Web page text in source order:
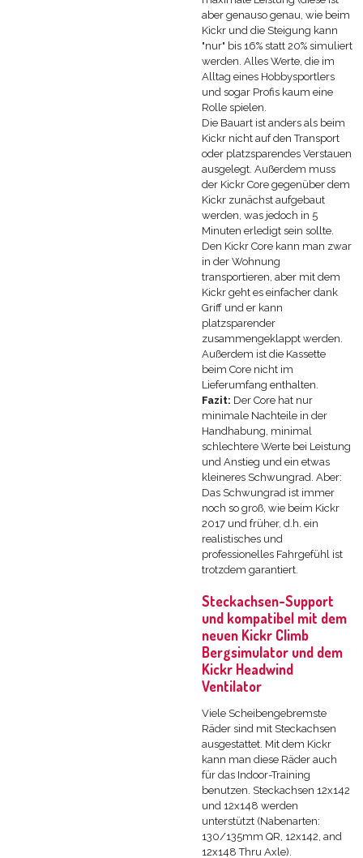
aber genauso genau, wie beim
Kickr und die Steigung kann
"nur" bis 16% statt 20% simuliert
werden. Alles Werte, die im
Alltag eines Hobbysportlers
und sogar Profis kaum eine
Rolle spielen.
Die Bauart ist anders als beim
Kickr nicht auf den Transport
oder platzsparendes Verstauen
ausgelegt. Außerdem muss
der Kickr Core gegenüber dem
Kickr zunächst aufgebaut
werden, was jedoch in 5
Minuten erledigt sein sollte.
Den Kickr Core kann man zwar
in der Wohnung
transportieren, aber mit dem
Kickr geht es einfacher dank
Griff und er kann
platzsparender
zusammengeklappt werden.
Außerdem ist die Kassette
beim Core nicht im
Lieferumfang enthalten.
Fazit: Der Core hat nur
minimale Nachteile in der
Handhabung, minimal
schlechtere Werte bei Leistung
und Anstieg und ein etwas
kleineres Schwungrad. Aber:
Das Schwungrad ist immer
noch so groß, wie beim Kickr
2017 und früher, d.h. ein
realistisches und
professionelles Fahrgefühl ist
trotzdem garantiert.
Steckachsen-Support
und kompatibel mit dem
neuen Kickr Climb
Bergsimulator und dem
Kickr Headwind
Ventilator
Viele Scheibengebremste
Räder sind mit Steckachsen
ausgestattet. Mit dem Kickr
kann man diese Räder auch
für das Indoor-Training
benutzen. Steckachsen 12x142
und 12x148 werden
unterstützt (Nabenarten:
130/135mm QR, 12x142, and
12x148 Thru Axle).